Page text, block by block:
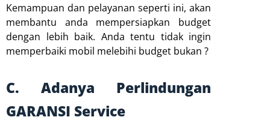
Kemampuan dan pelayanan seperti ini, akan
membantu anda mempersiapkan budget
dengan lebih baik. Anda tentu tidak ingin
memperbaiki mobil melebihi budget bukan ?
C. Adanya Perlindungan
GARANSI Service